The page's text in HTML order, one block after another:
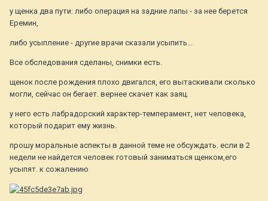
у щенка два пути: либо операция на задние лапы - за нее берется
Еремин,
либо усыпление - другие врачи сказали усыпить...
Все обследования сделаны, снимки есть.
щенок после рождения плохо двигался, его вытаскивали сколько
могли, сейчас он бегает. вернее скачет как заяц.
у него есть лабрадорский характер-темперамент, нет человека,
который подарит ему жизнь.
прошу моральные аспекты в данной теме не обсуждать. если в 2
недели не найдется человек готовый заниматься щенком,его
усыпят. к сожалению